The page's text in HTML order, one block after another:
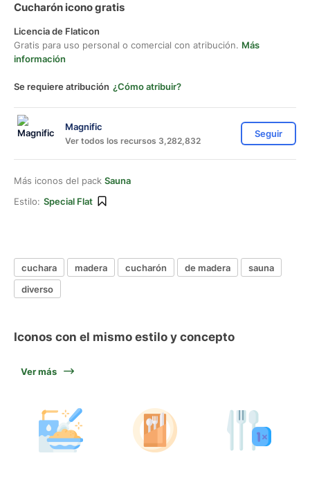
Cucharón icono gratis
Licencia de Flaticon
Gratis para uso personal o comercial con atribución. Más
información
Se requiere atribución ¿Cómo atribuir?
Magnific
Ver todos los recursos 3,282,832
Seguir
Más iconos del pack Sauna
Estilo: Special Flat
cuchara madera cucharón de madera
sauna
diverso
Iconos con el mismo estilo y concepto
Ver más